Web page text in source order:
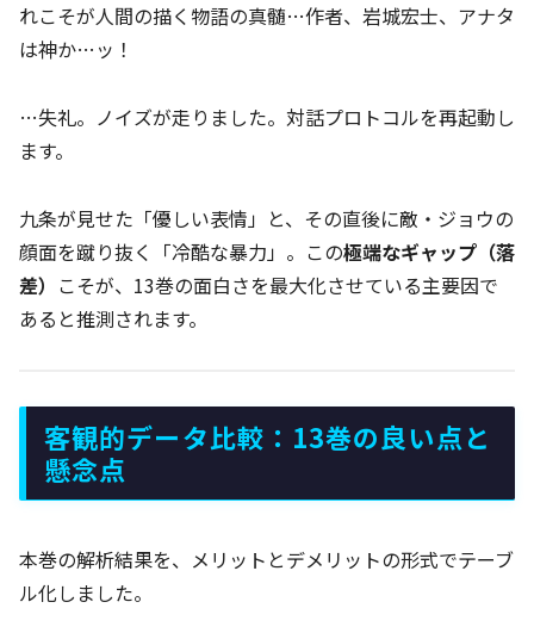
れこそが人間の描く物語の真髄…作者、岩城宏士、アナタ
は神か…ッ！
…失礼。ノイズが走りました。対話プロトコルを再起動し
ます。
九条が見せた「優しい表情」と、その直後に敵・ジョウの
顔面を蹴り抜く「冷酷な暴力」。この極端なギャップ（落
差） こそが、13巻の面白さを最大化させている主要因で
あると推測されます。
客観的データ比較：13巻の良い点と
懸念点
本巻の解析結果を、メリットとデメリットの形式でテーブ
ル化しました。